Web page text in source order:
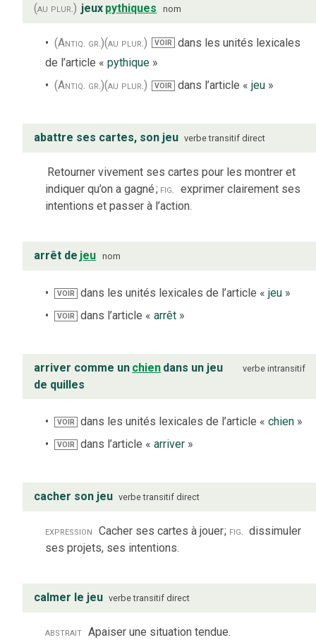
(au plur.) jeux pythiques nom
(Antiq. gr.)(au plur.) VOIR
dans les unités lexicales
de l’article « pythique »
(Antiq. gr.)(au plur.) VOIR dans l’article « jeu»
abattre ses cartes, son jeu verbe transitif direct
Retourner vivement ses cartes pour les montrer et
indiquer qu’on a gagné; fig. exprimer clairement ses
intentions et passer à l’action.
arrêt de jeu nom
VOIR dans les unités lexicales de l’article «jeu »
VOIR dans l’article «arrêt »
arriver comme un chien dans un jeu
de quilles
verbe intransitif
VOIR dans les unités lexicales de l’article «chien »
VOIR dans l’article «arriver »
cacher son jeu verbe transitif direct
expression Cacher ses cartes à jouer; fig. dissimuler
ses projets, ses intentions.
calmer le jeu verbe transitif direct
abstrait Apaiser une situation tendue.